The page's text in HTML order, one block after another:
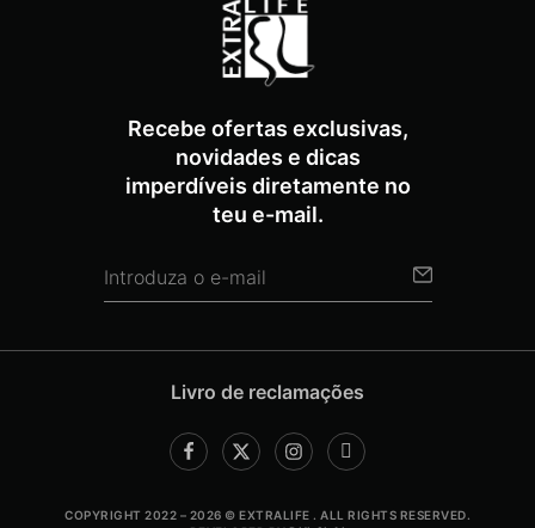
Recebe ofertas exclusivas,
novidades e dicas
imperdíveis diretamente no
teu e-mail.
Livro de reclamações
COPYRIGHT 2022 – 2026 © EXTRALIFE . ALL RIGHTS RESERVED.